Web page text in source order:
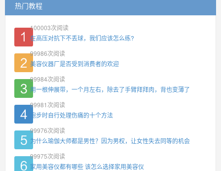
热门教程
100003次阅读
在高压对抗下不丢球，我们应该怎么练?
99986次阅读
美容仪器厂是否受到消费者的欢迎
99984次阅读
用一根伸展带，一个月左右，除去了手臂拜拜肉，背也变薄了
99981 次阅读
跑步时自行处理伤痛的十个方法
99976次阅读
为什么瑜伽大师都是男性？因为男权，让女性失去同等的机会
99975次阅读
家用美容仪都有哪些 该怎么选择家用美容仪